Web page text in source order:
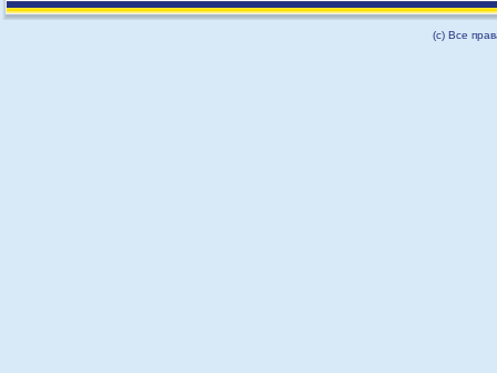
(с) Все